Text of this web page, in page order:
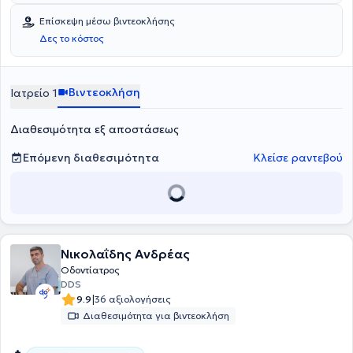
θεραπείες.
προσφέροντας θεραπεία προσαρμοσμένη στις πραγματικές
ανάγκες του.
Επίσκεψη μέσω βιντεοκλήσης
Δες το κόστος
Ιατρείο 1 Βιντεοκλήση
Διαθεσιμότητα εξ αποστάσεως
Επόμενη διαθεσιμότητα
Κλείσε ραντεβού
Νικολαΐδης Ανδρέας
Οδοντίατρος
DDS
9.9|36 αξιολογήσεις
Διαθεσιμότητα για βιντεοκλήση